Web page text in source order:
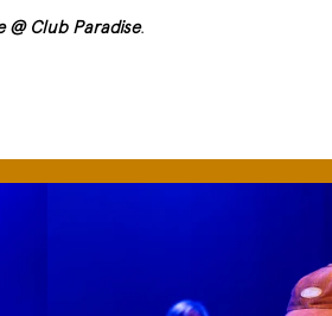
@ Club Paradise.